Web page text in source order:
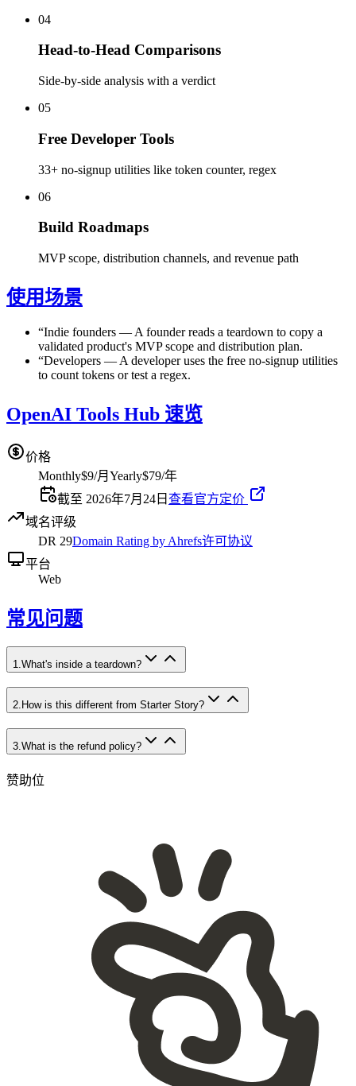
04
Head-to-Head Comparisons
Side-by-side analysis with a verdict
05
Free Developer Tools
33+ no-signup utilities like token counter, regex
06
Build Roadmaps
MVP scope, distribution channels, and revenue path
使用场景
“Indie founders — A founder reads a teardown to copy a
validated product's MVP scope and distribution plan.
“Developers — A developer uses the free no-signup utilities
to count tokens or test a regex.
OpenAI Tools Hub 速览
价格
Monthly$9/月 Yearly$79/年
截至 2026年7月24日 查看官方定价
域名评级
DR 29Domain Rating by Ahrefs许可协议
平台
Web
常见问题
1 What's inside a teardown?
2. How is this different from Starter Story?
3 What is the refund policy?
赞助位